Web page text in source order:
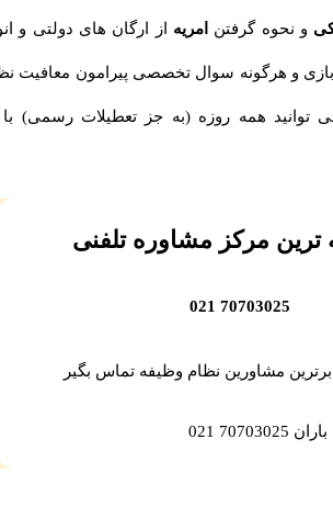
نحوه گرفتن امریهاز ارگان های دولتی و انواع
هرگونه سوال تخصصی پیرامون معافیت نظام
همه روزه (به جز تعطیلات رسمی) با ما
مرکز مشاوره تلفنی
70703025 021
مشاورین نظام وظیفه تماس بگیر